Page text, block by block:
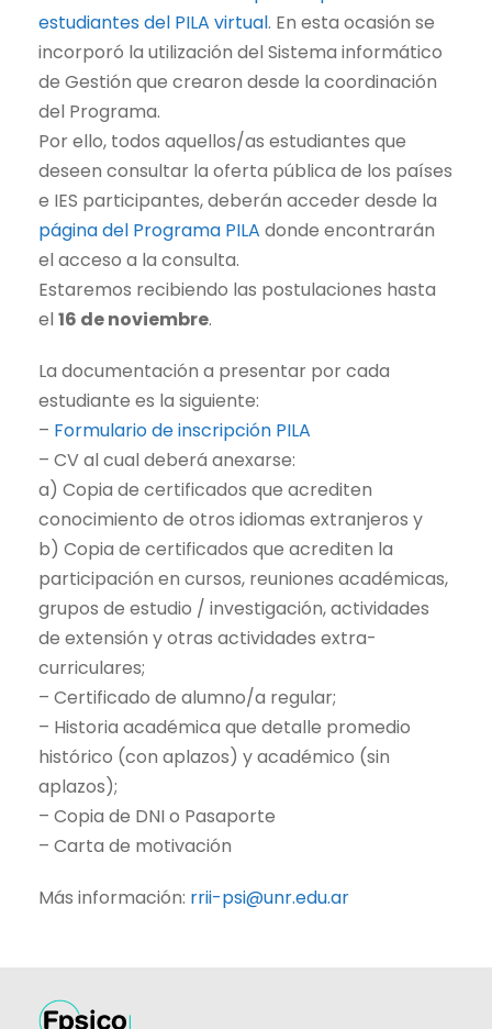
estudiantes del PILA virtual. En esta ocasión se
incorporó la utilización del Sistema informático
de Gestión que crearon desde la coordinación
del Programa.
Por ello, todos aquellos/as estudiantes que
deseen consultar la oferta pública de los países
e IES participantes, deberán acceder desde la
página del Programa PILA donde encontrarán
el acceso a la consulta.
Estaremos recibiendo las postulaciones hasta
el 16 de noviembre.
La documentación a presentar por cada
estudiante es la siguiente:
– Formulario de inscripción PILA
– CV al cual deberá anexarse:
a) Copia de certificados que acrediten
conocimiento de otros idiomas extranjeros y
b) Copia de certificados que acrediten la
participación en cursos, reuniones académicas,
grupos de estudio / investigación, actividades
de extensión y otras actividades extra-
curriculares;
– Certificado de alumno/a regular;
– Historia académica que detalle promedio
histórico (con aplazos) y académico (sin
aplazos);
– Copia de DNI o Pasaporte
– Carta de motivación
Más información: rrii-psi@unr.edu.ar